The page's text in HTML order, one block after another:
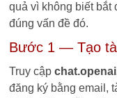
quả vì không biết bắt
đúng vấn đề đó.
Bước 1 — Tạo
Truy cập
đăng ký bằng email,